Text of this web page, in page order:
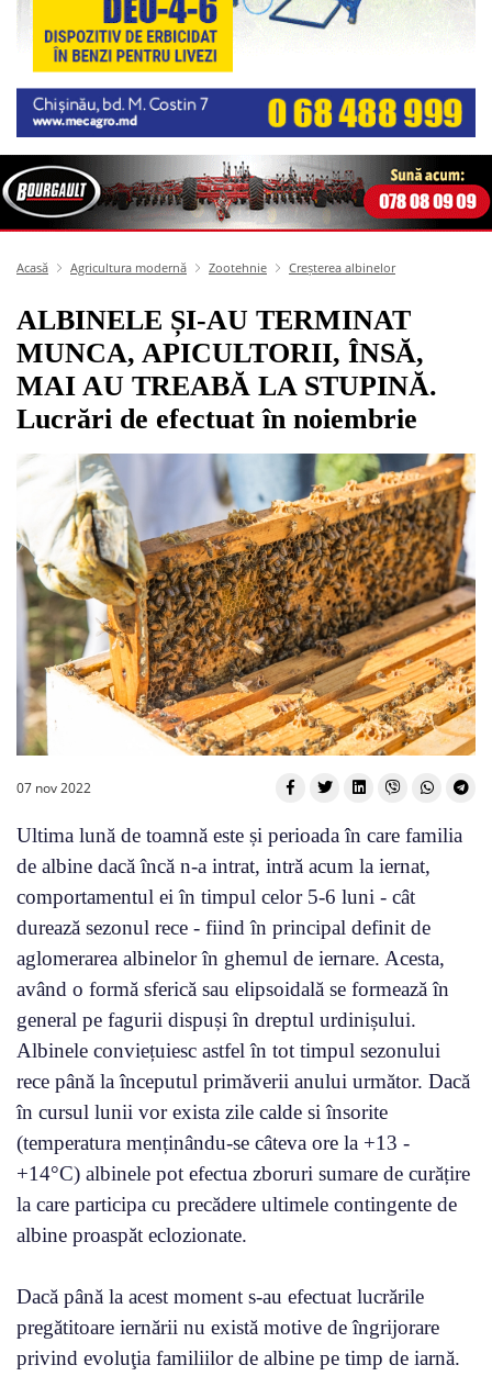
Acasă Agricultura modernă Zootehnie Creșterea albinelor
ALBINELE ȘI-AU TERMINAT
MUNCA, APICULTORII, ÎNSĂ,
MAI AU TREABĂ LA STUPINĂ.
Lucrări de efectuat în noiembrie
07 nov 2022
Ultima lună de toamnă este și perioada în care familia
de albine dacă încă n-a intrat, intră acum la iernat,
comportamentul ei în timpul celor 5-6 luni - cât
durează sezonul rece - fiind în principal definit de
aglomerarea albinelor în ghemul de iernare. Acesta,
având o formă sferică sau elipsoidală se formează în
general pe fagurii dispuși în dreptul urdinișului.
Albinele conviețuiesc astfel în tot timpul sezonului
rece până la începutul primăverii anului următor. Dacă
în cursul lunii vor exista zile calde si însorite
(temperatura menținându-se câteva ore la +13 -
+14°C) albinele pot efectua zboruri sumare de curățire
la care participa cu precădere ultimele contingente de
albine proaspăt eclozionate.
Dacă până la acest moment s-au efectuat lucrările
pregătitoare iernării nu există motive de îngrijorare
privind evoluţia familiilor de albine pe timp de iarnă.